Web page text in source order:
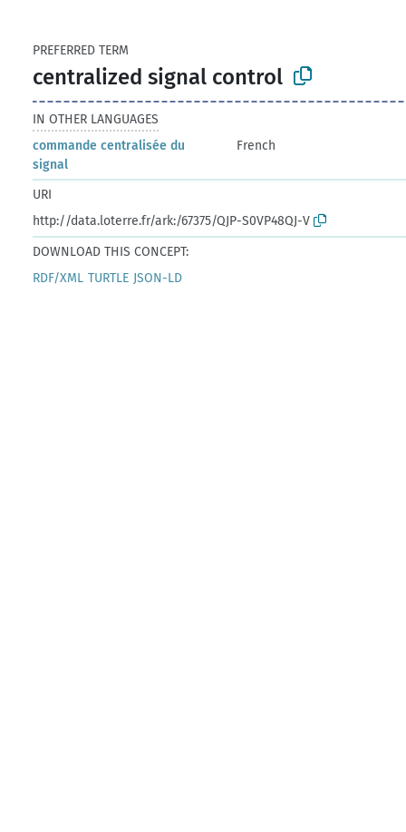
PREFERRED TERM
centralized signal control
IN OTHER LANGUAGES
commande centralisée du
signal
French
URI
http://data.loterre.fr/ark:/67375/QJP-S0VP48QJ-V
DOWNLOAD THIS CONCEPT:
RDF/XML TURTLE JSON-LD